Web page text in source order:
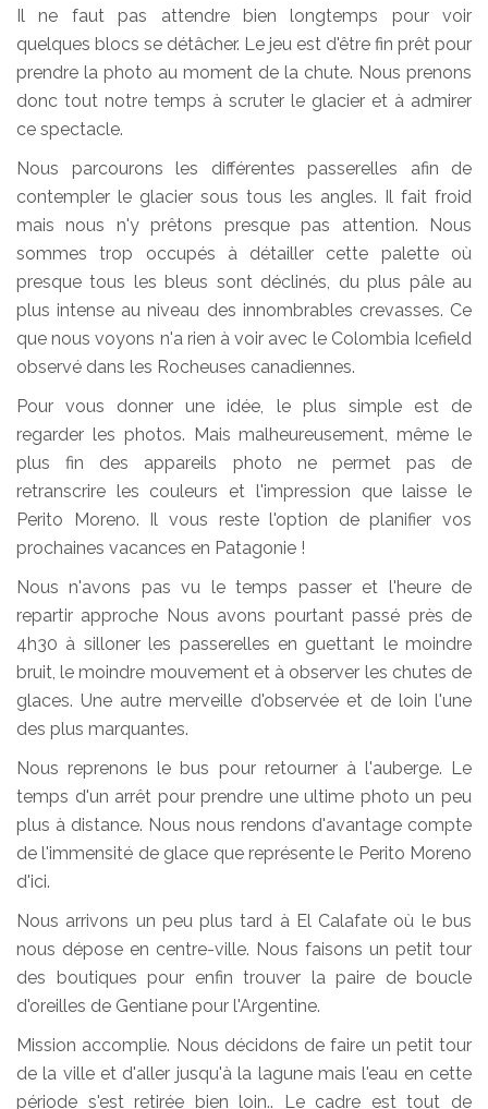
Il ne faut pas attendre bien longtemps pour voir
quelques blocs se détâcher. Le jeu est d'être fin prêt pour
prendre la photo au moment de la chute. Nous prenons
donc tout notre temps à scruter le glacier et à admirer
ce spectacle.
Nous parcourons les différentes passerelles afin de
contempler le glacier sous tous les angles. Il fait froid
mais nous n'y prêtons presque pas attention. Nous
sommes trop occupés à détailler cette palette où
presque tous les bleus sont déclinés, du plus pâle au
plus intense au niveau des innombrables crevasses. Ce
que nous voyons n'a rien à voir avec le Colombia Icefield
observé dans les Rocheuses canadiennes.
Pour vous donner une idée, le plus simple est de
regarder les photos. Mais malheureusement, même le
plus fin des appareils photo ne permet pas de
retranscrire les couleurs et l'impression que laisse le
Perito Moreno. Il vous reste l'option de planifier vos
prochaines vacances en Patagonie !
Nous n'avons pas vu le temps passer et l'heure de
repartir approche Nous avons pourtant passé près de
4h30 à silloner les passerelles en guettant le moindre
bruit, le moindre mouvement et à observer les chutes de
glaces. Une autre merveille d'observée et de loin l'une
des plus marquantes.
Nous reprenons le bus pour retourner à l'auberge. Le
temps d'un arrêt pour prendre une ultime photo un peu
plus à distance. Nous nous rendons d'avantage compte
de l'immensité de glace que représente le Perito Moreno
d'ici.
Nous arrivons un peu plus tard à El Calafate où le bus
nous dépose en centre-ville. Nous faisons un petit tour
des boutiques pour enfin trouver la paire de boucle
d'oreilles de Gentiane pour l'Argentine.
Mission accomplie. Nous décidons de faire un petit tour
de la ville et d'aller jusqu'à la lagune mais l'eau en cette
période s'est retirée bien loin.. Le cadre est tout de